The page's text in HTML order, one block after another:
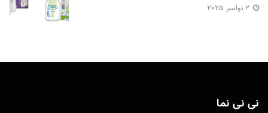
2 نوامبر 2025
نی نی نما